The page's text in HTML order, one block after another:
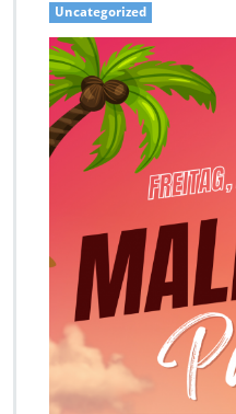
Uncategorized